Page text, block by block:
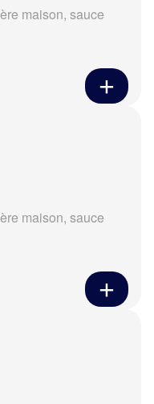
maison, sauce
maison, sauce